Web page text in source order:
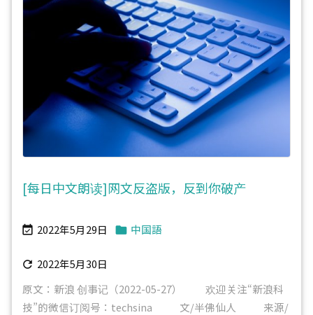
[每日中文朗读]网文反盗版，反到你破产
 2022年5月29日  中国語
 2022年5月30日
原文：新浪 创事记（2022-05-27） 欢迎关注“新浪科
技”的微信订阅号：techsina 文/半佛仙人 来源/